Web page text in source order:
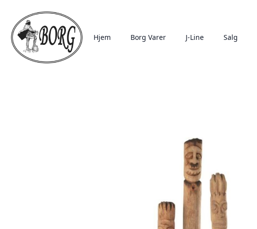
Hjem Borg Varer J-Line Salg